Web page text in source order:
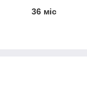
36 міс